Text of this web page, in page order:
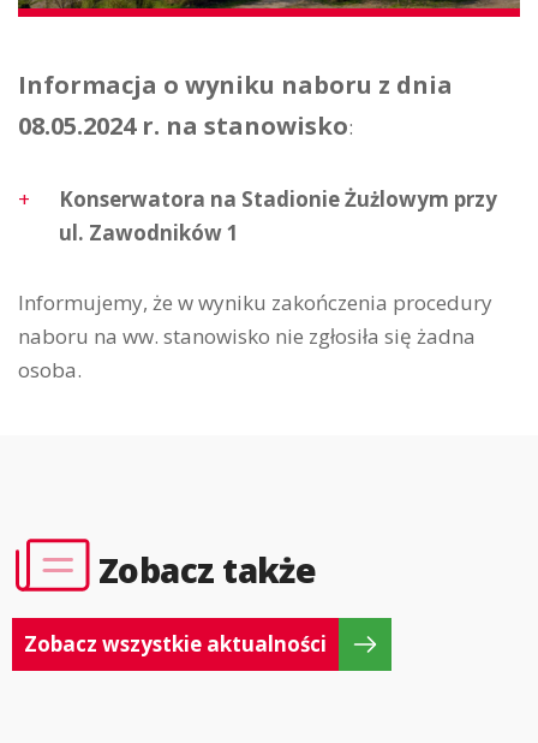
Informacja o wyniku naboru z dnia
08.05.2024 r. na stanowisko:
Konserwatora na Stadionie Żużlowym przy
ul. Zawodników 1
Informujemy, że w wyniku zakończenia procedury
naboru na ww. stanowisko nie zgłosiła się żadna
osoba.
Zobacz także
Zobacz wszystkie aktualności